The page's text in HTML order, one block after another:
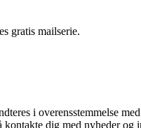
gratis mailserie.
i overensstemmelse
kontakte dig med nyheder